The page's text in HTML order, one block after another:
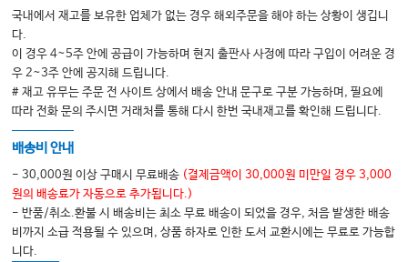
국내에서 재고를 보유한 업체가 없는 경우 해외주문을 해야 하는 상황이 생깁니
다.
이 경우 4~5주 안에 공급이 가능하며 현지 출판사 사정에 따라 구입이 어려운 경
우 2~3주 안에 공지해 드립니다.
# 재고 유무는 주문 전 사이트 상에서 배송 안내 문구로 구분 가능하며, 필요에
따라 전화 문의 주시면 거래처를 통해 다시 한번 국내재고를 확인해 드립니다.
배송비 안내
- 30,000원 이상 구매시 무료배송 (결제금액이 30,000원 미만일 경우 3,000
원의 배송료가 자동으로 추가됩니다.)
- 반품/취소.환불 시 배송비는 최소 무료 배송이 되었을 경우, 처음 발생한 배송
비까지 소급 적용될 수 있으며, 상품 하자로 인한 도서 교환시에는 무료로 가능합
니다.